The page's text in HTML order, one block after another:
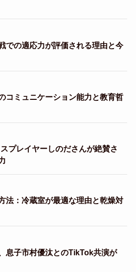
での適応力が評価される理由と今
コミュニケーション能力と教育哲
プレイヤーしのださんが絶賛さ
法：冷蔵室が最適な理由と乾燥対
息子市村優汰とのTikTok共演が